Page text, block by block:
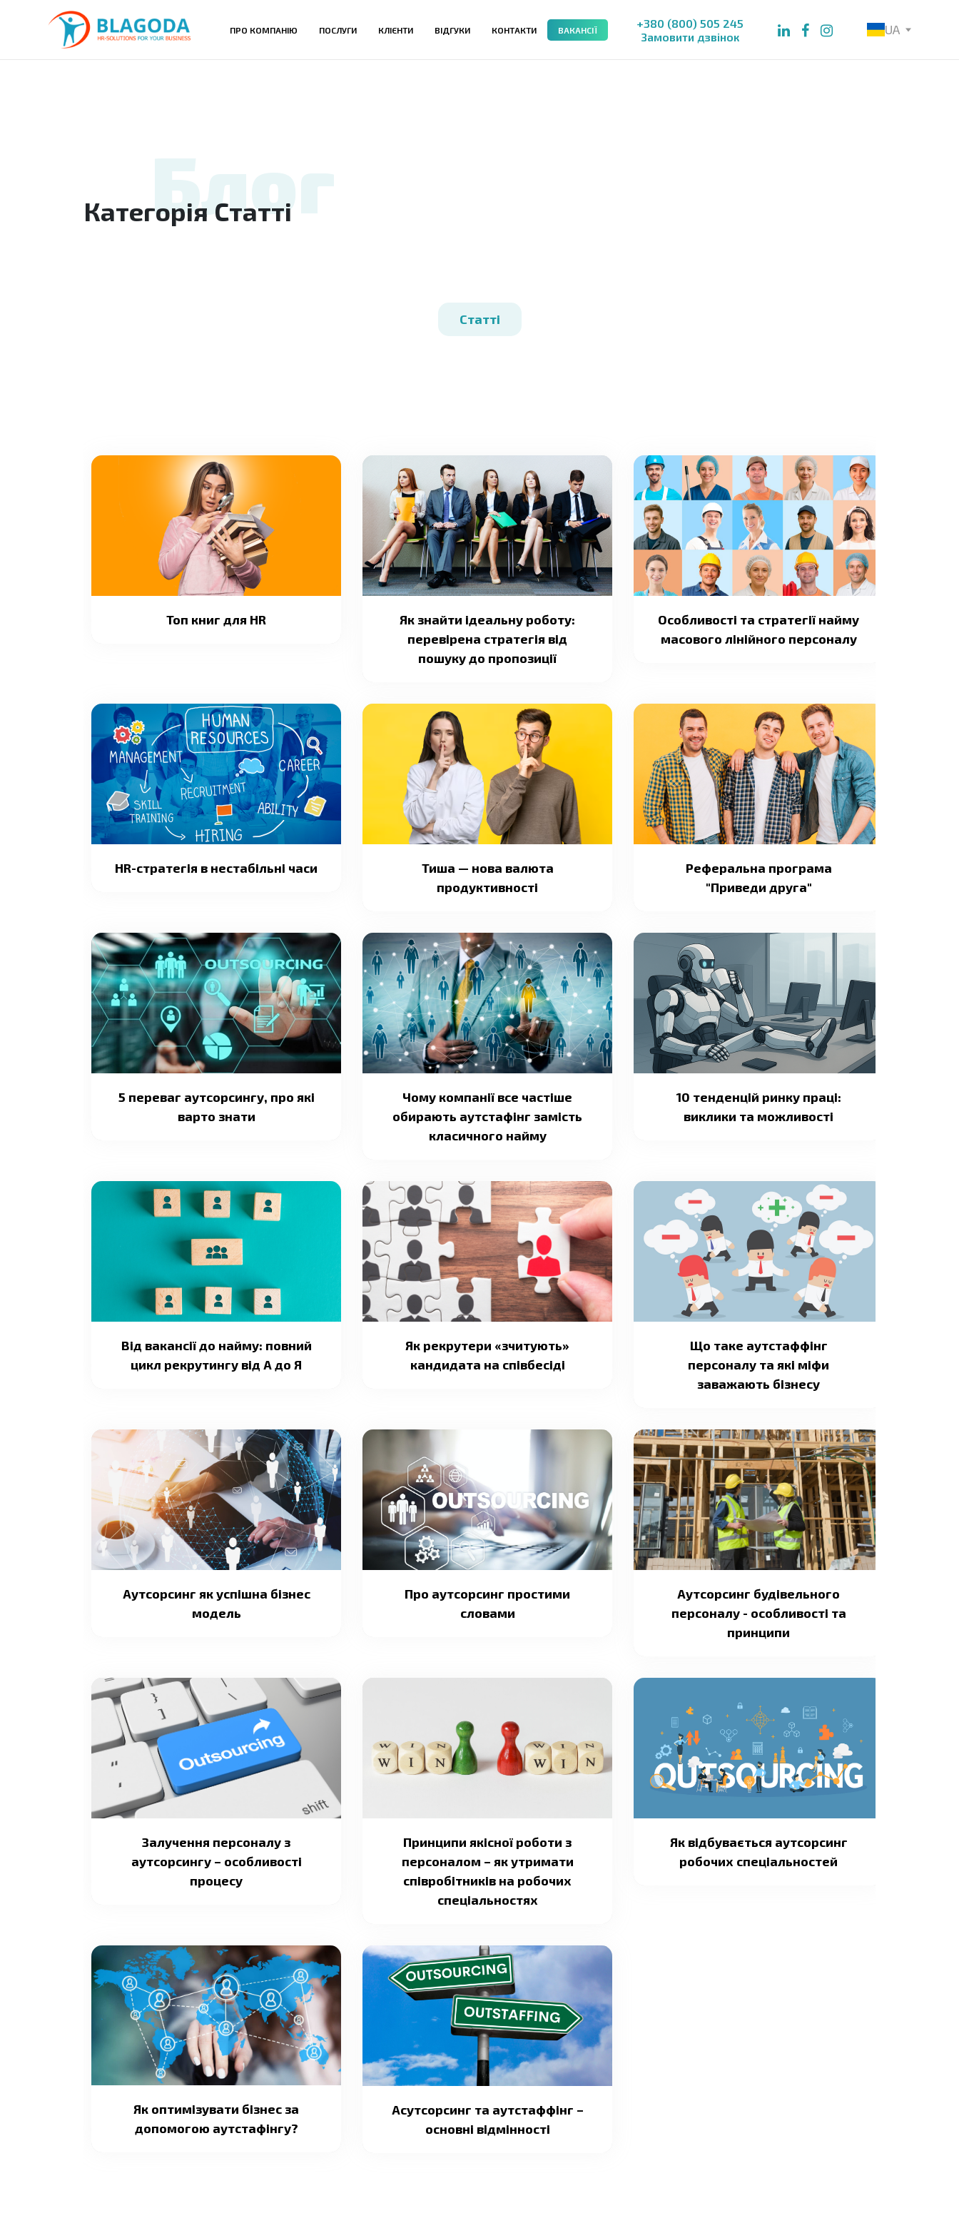
ПРО КОМПАНІЮ ПОСЛУГИ КЛІЄНТИ ВІДГУКИ КОНТАКТИ ВАКАНСІЇ
+380 (800) 505 245
Замовити дзвінок
UA
Блог
Категорія Статті
Статті
Топ книг для HR
Як знайти ідеальну роботу:
перевірена стратегія від
пошуку до пропозиції
Особливості та стратегії найму
масового лінійного персоналу
HR-стратегія в нестабільні часи
Тиша — нова валюта
продуктивності
Реферальна програма
"Приведи друга"
5 переваг аутсорсингу, про які
варто знати
Чому компанії все частіше
обирають аутстафінг замість
класичного найму
10 тенденцій ринку праці:
виклики та можливості
Від вакансії до найму: повний
цикл рекрутингу від А до Я
Як рекрутери «зчитують»
кандидата на співбесіді
Що таке аутстаффінг
персоналу та які міфи
заважають бізнесу
Аутсорсинг як успішна бізнес
модель
Про аутсорсинг простими
словами
Аутсорсинг будівельного
персоналу - особливості та
принципи
Залучення персоналу з
аутсорсингу – особливості
процесу
Принципи якісної роботи з
персоналом – як утримати
співробітників на робочих
спеціальностях
Як відбувається аутсорсинг
робочих спеціальностей
Як оптимізувати бізнес за
допомогою аутстафінгу?
Асутсорсинг та аутстаффінг –
основні відмінності